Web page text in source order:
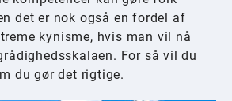
det er nok også en fordel af
kynisme, hvis man vil nå
For så vil du
du gør det rigtige.